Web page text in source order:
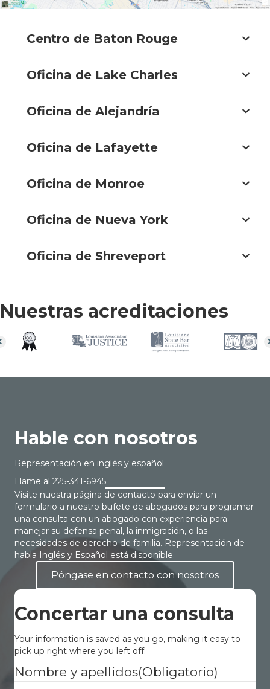
Centro de Baton Rouge
Oficina de Lake Charles
Oficina de Alejandría
Oficina de Lafayette
Oficina de Monroe
Oficina de Nueva York
Oficina de Shreveport
Nuestras acreditaciones
Hable con nosotros
Representación en inglés y español
Llame al 225-341-6945
Visite nuestra página de contacto para enviar un
formulario a nuestro bufete de abogados para programar
una consulta con un abogado con experiencia para
manejar su defensa penal, la inmigración, o las
necesidades de derecho de familia. Representación de
habla Inglés y Español está disponible.
Póngase en contacto con nosotros
Concertar una consulta
Your information is saved as you go, making it easy to
pick up right where you left off.
Nombre y apellidos(Obligatorio)